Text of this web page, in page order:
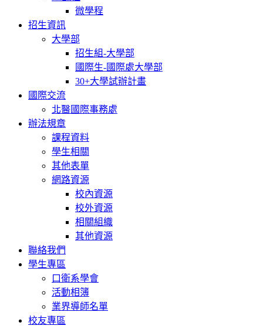
微學程
招生資訊
大學部
招生組-大學部
國際生-國際處大學部
30+大學試辦計畫
國際交流
北醫國際事務處
辦法規章
課程資料
學生相關
其他表單
網路資源
校內資源
校外資源
相關組織
其他資源
聯絡我們
學生專區
口衛系學會
活動相簿
業界導師名單
校友專區